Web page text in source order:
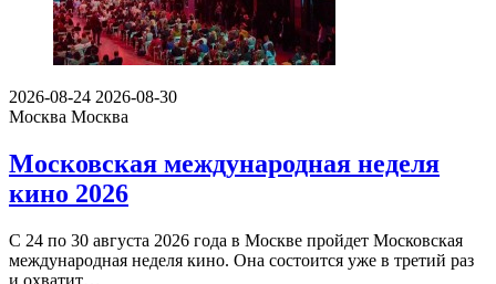
2026-08-24 2026-08-30
Москва Москва
Московская международная неделя
кино 2026
С 24 по 30 августа 2026 года в Москве пройдет Московская
международная неделя кино. Она состоится уже в третий раз
и охватит…